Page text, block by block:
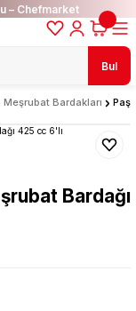
– Chefmarket
Bul
Bardakları
Bardağı